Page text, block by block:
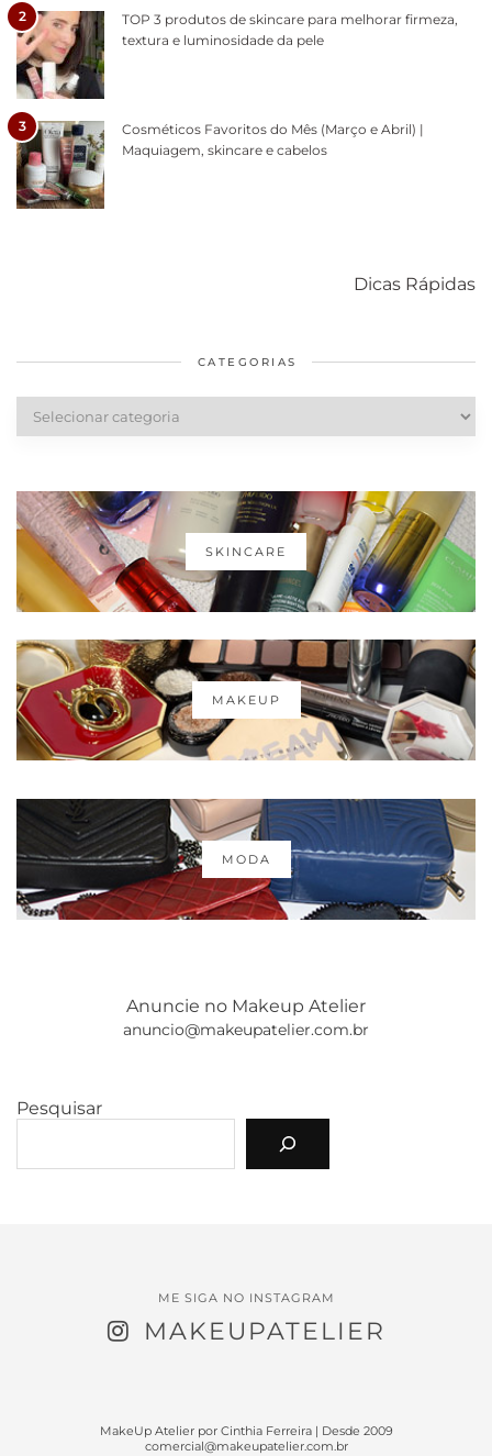
2
TOP 3 produtos de skincare para melhorar firmeza,
textura e luminosidade da pele
3
Cosméticos Favoritos do Mês (Março e Abril) |
Maquiagem, skincare e cabelos
Dicas Rápidas
diários
cabelos
CATEGORIAS
Categorias
SKINCARE
MAKEUP
MODA
Anuncie no Makeup Atelier
anuncio@makeupatelier.com.br
Pesquisar
ME SIGA NO INSTAGRAM
MAKEUPATELIER
MakeUp Atelier por Cinthia Ferreira | Desde 2009
comercial@makeupatelier.com.br